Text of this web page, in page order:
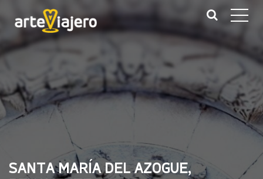
SANTA MARÍA DEL AZOGUE,